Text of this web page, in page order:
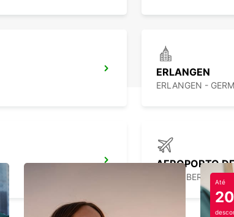
ERLANGEN
ERLANGEN -
AEROPORTO
NUERNBERG -Até